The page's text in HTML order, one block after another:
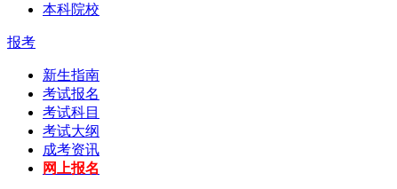
本科院校
报考
新生指南
考试报名
考试科目
考试大纲
成考资讯
网上报名